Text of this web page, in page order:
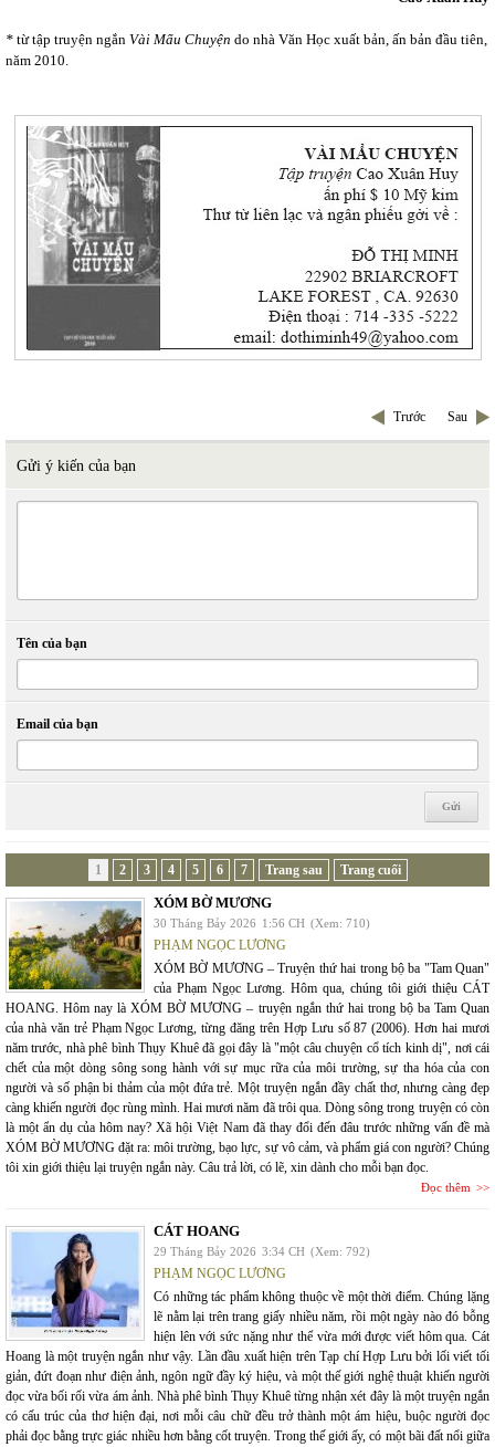
* từ tập truyện ngắn Vài Mẩu Chuyện do nhà Văn Học xuất bản, ấn bản đầu tiên,
năm 2010.
Trước Sau
Gửi ý kiến của bạn
Tên của bạn
Email của bạn
1 2 3 4 5 6 7 Trang sau Trang cuối
XÓM BỜ MƯƠNG
30 Tháng Bảy 2026 1:56 CH (Xem: 710)
PHẠM NGỌC LƯƠNG
XÓM BỜ MƯƠNG – Truyện thứ hai trong bộ ba "Tam Quan"
của Phạm Ngọc Lương. Hôm qua, chúng tôi giới thiệu CÁT
HOANG. Hôm nay là XÓM BỜ MƯƠNG – truyện ngắn thứ hai trong bộ ba Tam Quan
của nhà văn trẻ Phạm Ngọc Lương, từng đăng trên Hợp Lưu số 87 (2006). Hơn hai mươi
năm trước, nhà phê bình Thụy Khuê đã gọi đây là "một câu chuyện cổ tích kinh dị", nơi cái
chết của một dòng sông song hành với sự mục rữa của môi trường, sự tha hóa của con
người và số phận bi thảm của một đứa trẻ. Một truyện ngắn đầy chất thơ, nhưng càng đẹp
càng khiến người đọc rùng mình. Hai mươi năm đã trôi qua. Dòng sông trong truyện có còn
là một ẩn dụ của hôm nay? Xã hội Việt Nam đã thay đổi đến đâu trước những vấn đề mà
XÓM BỜ MƯƠNG đặt ra: môi trường, bạo lực, sự vô cảm, và phẩm giá con người? Chúng
tôi xin giới thiệu lại truyện ngắn này. Câu trả lời, có lẽ, xin dành cho mỗi bạn đọc.
Đọc thêm
CÁT HOANG
29 Tháng Bảy 2026 3:34 CH (Xem: 792)
PHẠM NGỌC LƯƠNG
Có những tác phẩm không thuộc về một thời điểm. Chúng lặng
lẽ nằm lại trên trang giấy nhiều năm, rồi một ngày nào đó bỗng
hiện lên với sức nặng như thể vừa mới được viết hôm qua. Cát
Hoang là một truyện ngắn như vậy. Lần đầu xuất hiện trên Tạp chí Hợp Lưu bởi lối viết tối
giản, đứt đoạn như điện ảnh, ngôn ngữ đầy ký hiệu, và một thế giới nghệ thuật khiến người
đọc vừa bối rối vừa ám ảnh. Nhà phê bình Thụy Khuê từng nhận xét đây là một truyện ngắn
có cấu trúc của thơ hiện đại, nơi mỗi câu chữ đều trở thành một ám hiệu, buộc người đọc
phải đọc bằng trực giác nhiều hơn bằng cốt truyện. Trong thế giới ấy, có một bãi đất nổi giữa